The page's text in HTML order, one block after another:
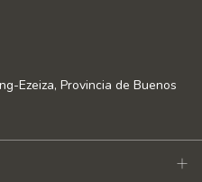
Ezeiza, Provincia de Buenos